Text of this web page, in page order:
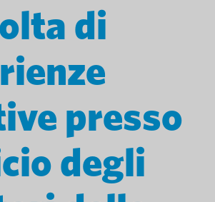
di
presso
degli